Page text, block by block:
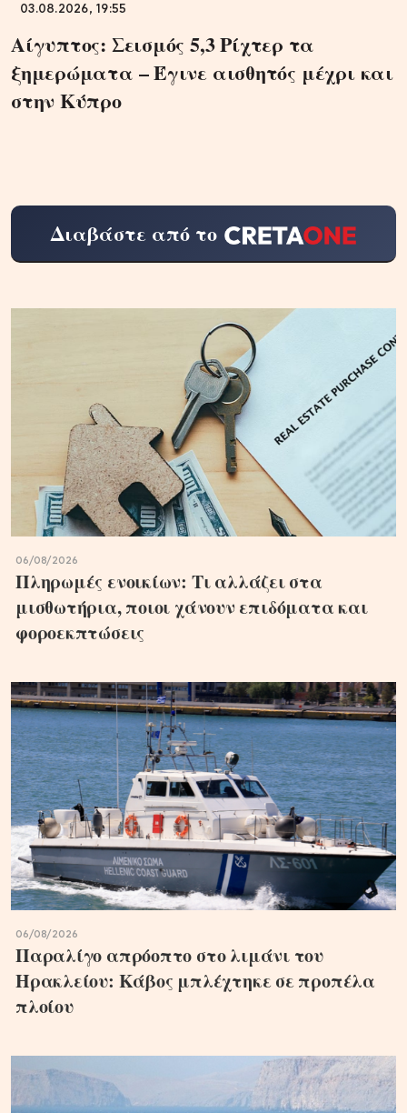
03.08.2026, 19:55
Αίγυπτος: Σεισμός 5,3 Ρίχτερ τα
ξημερώματα – Έγινε αισθητός μέχρι και
στην Κύπρο
Διαβάστε από το
06/08/2026
Πληρωμές ενοικίων: Τι αλλάζει στα
μισθωτήρια, ποιοι χάνουν επιδόματα και
φοροεκπτώσεις
06/08/2026
Παραλίγο απρόοπτο στο λιμάνι του
Ηρακλείου: Κάβος μπλέχτηκε σε προπέλα
πλοίου